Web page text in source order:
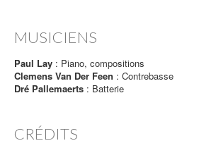
MUSICIENS
Paul Lay : Piano, compositions
Clemens Van Der Feen : Contrebasse
Dré Pallemaerts : Batterie
CRÉDITS